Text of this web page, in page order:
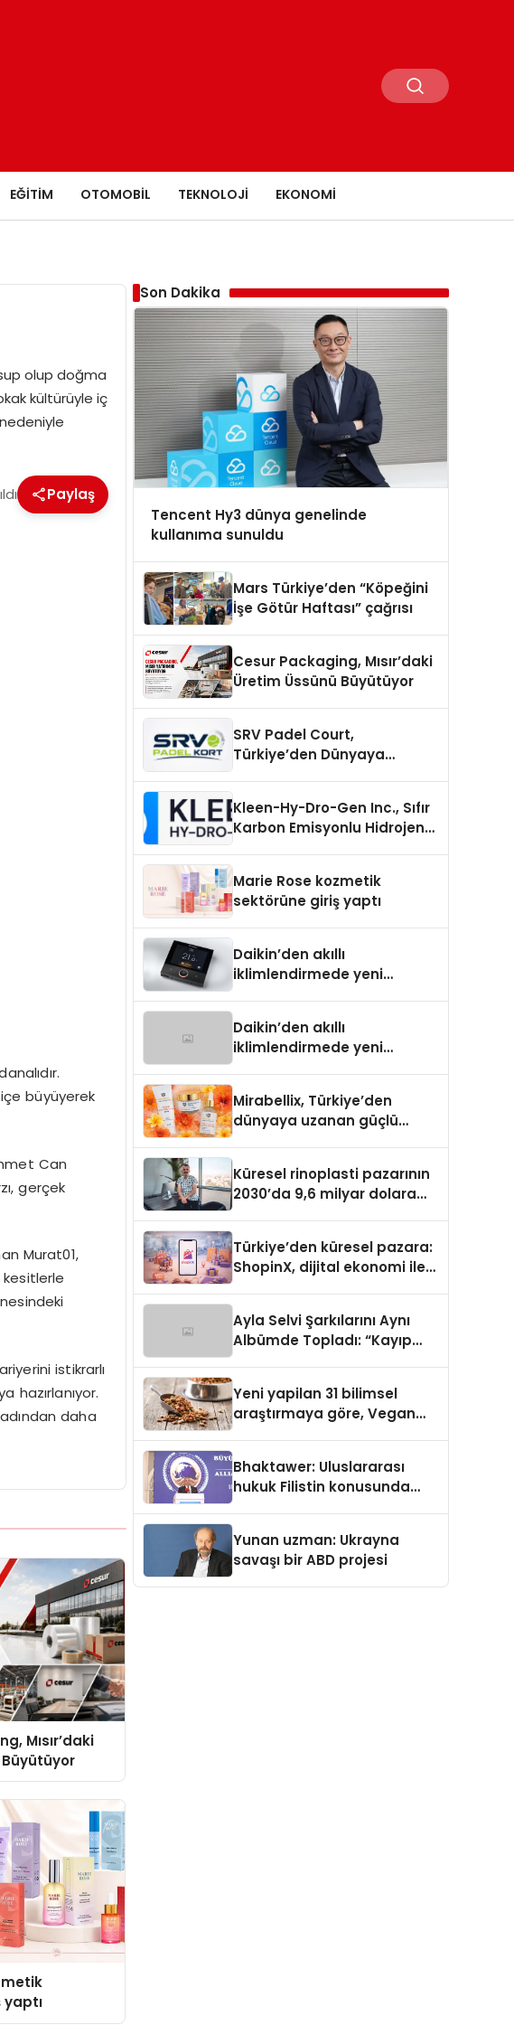
EĞITIM OTOMOBIL TEKNOLOJI EKONOMI
olup doğma
kültürüyle iç
Paylaş
büyüyerek
Can
gerçek
Murat01,
istikrarlı
hazırlanıyor.
daha
Mısır’daki
Son Dakika
Tencent Hy3 dünya genelinde
kullanıma sunuldu
Mars Türkiye’den “Köpeğini
İşe Götür Haftası” çağrısı
Cesur Packaging, Mısır’daki
Üretim Üssünü Büyütüyor
SRV Padel Court,
Türkiye’den Dünyaya
Kleen-Hy-Dro-Gen Inc., Sıfır
Karbon Emisyonlu Hidrojen
Aldı
Marie Rose kozmetik
sektörüne giriş yaptı
Daikin’den akıllı
iklimlendirmede yeni
Daikin’den akıllı
iklimlendirmede yeni
Mirabellix, Türkiye’den
dünyaya uzanan güçlü
Küresel rinoplasti pazarının
2030’da 9,6 milyar dolara
Türkiye’den küresel pazara:
ShopinX, dijital ekonomi ile
Ayla Selvi Şarkılarını Aynı
Albümde Topladı: “Kayıp
Yeni yapilan 31 bilimsel
araştırmaya göre, Vegan
Sindirildiğini Ortaya Koydu
Bhaktawer: Uluslararası
hukuk Filistin konusunda
Yunan uzman: Ukrayna
savaşı bir ABD projesi